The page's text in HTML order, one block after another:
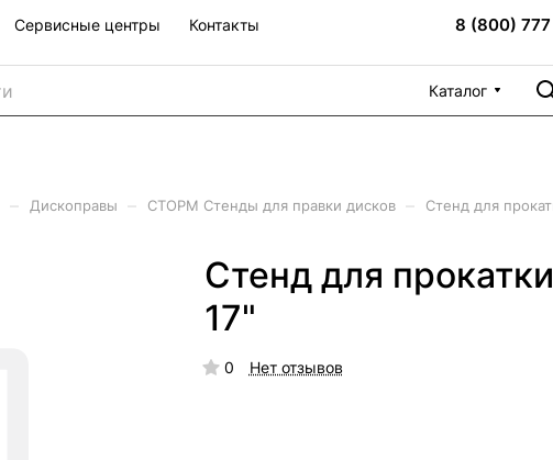
Сервисные центры Контакты 8 (800)
Каталог
Дископравы СТОРМ Стенды для правки дисков Стенд для
Стенд для
17"
0 Нет отзывов